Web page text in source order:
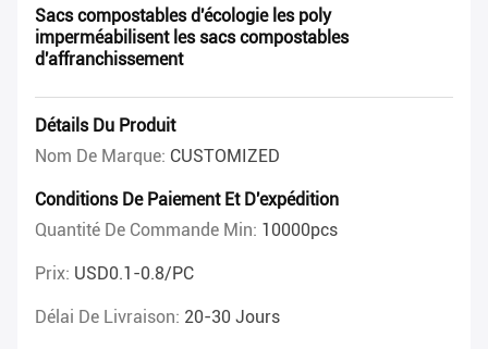
Sacs compostables d'écologie les poly
imperméabilisent les sacs compostables
d'affranchissement
Détails Du Produit
Nom De Marque: CUSTOMIZED
Conditions De Paiement Et D'expédition
Quantité De Commande Min: 10000pcs
Prix: USD0.1-0.8/PC
Délai De Livraison: 20-30 Jours